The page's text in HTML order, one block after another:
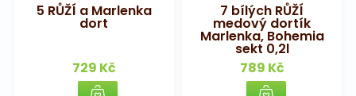
Na pohřeb
5 RŮŽÍ a Marlenka
dort
729 Kč
7 bílých RŮŽÍ
medový dortík
Marlenka, Bohemia
sekt 0,2l
789 Kč